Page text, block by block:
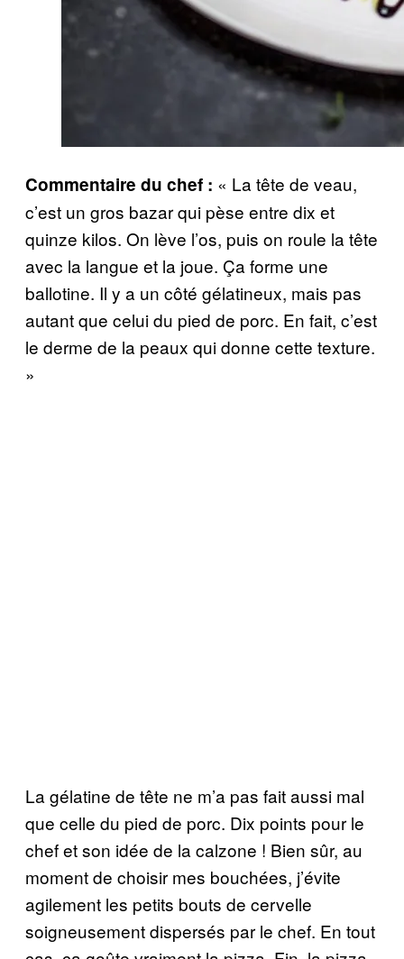
Commentaire du chef : « La tête de veau,
c’est un gros bazar qui pèse entre dix et
quinze kilos. On lève l’os, puis on roule la tête
avec la langue et la joue. Ça forme une
ballotine. Il y a un côté gélatineux, mais pas
autant que celui du pied de porc. En fait, c’est
le derme de la peaux qui donne cette texture.
»
La gélatine de tête ne m’a pas fait aussi mal
que celle du pied de porc. Dix points pour le
chef et son idée de la calzone ! Bien sûr, au
moment de choisir mes bouchées, j’évite
agilement les petits bouts de cervelle
soigneusement dispersés par le chef. En tout